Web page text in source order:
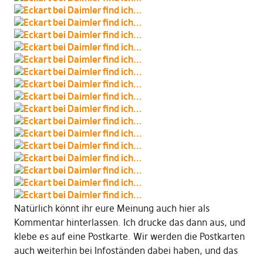
Natürlich könnt ihr eure Meinung auch hier als
Kommentar hinterlassen. Ich drucke das dann aus, und
klebe es auf eine Postkarte. Wir werden die Postkarten
auch weiterhin bei Infoständen dabei haben, und das